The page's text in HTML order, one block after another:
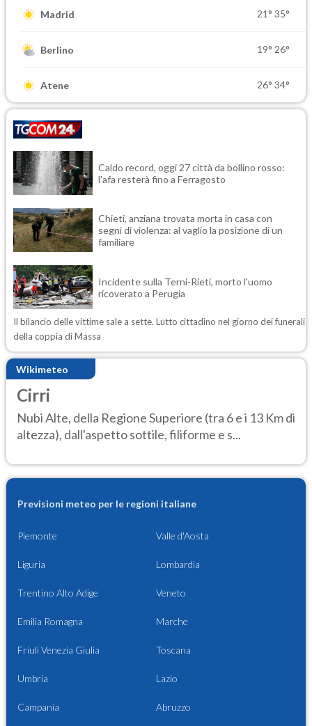
Madrid 21° 35°
Berlino 19° 26°
Atene 26° 34°
Caldo record, oggi 27 città da bollino rosso:
l'afa resterà fino a Ferragosto
Chieti, anziana trovata morta in casa con
segni di violenza: al vaglio la posizione di un
familiare
Incidente sulla Terni-Rieti, morto l'uomo
ricoverato a Perugia
Il bilancio delle vittime sale a sette. Lutto cittadino nel giorno dei funerali
della coppia di Massa
Wikimeteo
Cirri
Nubi Alte, della Regione Superiore (tra 6 e i 13 Km di
altezza), dall'aspetto sottile, filiforme e s...
Previsioni meteo per le regioni italiane
Piemonte Valle d'Aosta
Liguria Lombardia
Trentino Alto Adige Veneto
Emilia Romagna Marche
Friuli Venezia Giulia Toscana
Umbria Lazio
Campania Abruzzo